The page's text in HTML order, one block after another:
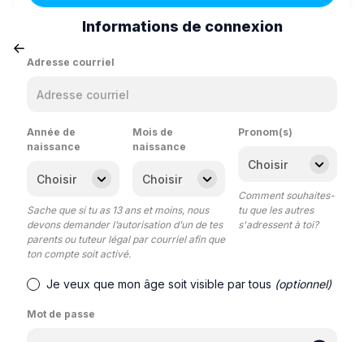
Informations de connexion
Adresse courriel
Année de
naissance
Mois de
naissance
Sache que si tu as 13 ans et moins, nous
devons demander l’autorisation d’un de tes
parents ou tuteur légal par courriel afin que
ton compte soit activé.
Pronom(s)
Comment souhaites-
tu que les autres
s'adressent à toi?
Je veux que mon âge soit visible par tous (optionnel)
Mot de passe